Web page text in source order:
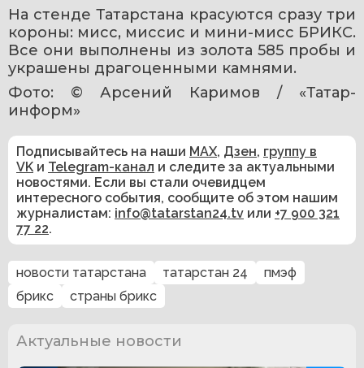
На стенде Татарстана красуются сразу три
короны: мисс, миссис и мини-мисс БРИКС.
Все они выполнены из золота 585 пробы и
украшены драгоценными камнями.
Фото: © Арсений Каримов / «Татар-
информ» ​
Подписывайтесь на наши MAX, Дзен, группу в
VK и Telegram-канал и следите за актуальными
новостями. Если вы стали очевидцем
интересного события, сообщите об этом нашим
журналистам: info@tatarstan24.tv или +7 900 321
77 22.
новости татарстана татарстан 24
пмэф
брикс
страны брикс
Актуальные новости